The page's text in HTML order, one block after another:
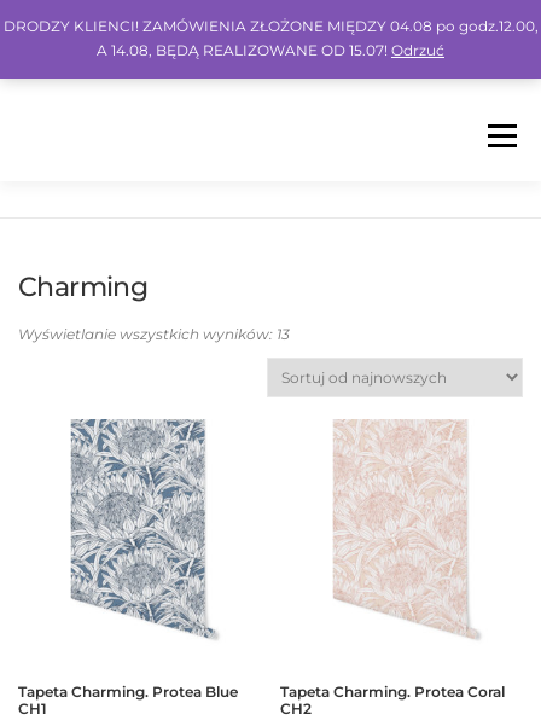
Menu
Charming
Wyświetlanie wszystkich wyników: 13
Tapeta Charming. Protea Blue
CH1
Tapeta Charming. Protea Coral
CH2
DRODZY KLIENCI! ZAMÓWIENIA ZŁOŻONE MIĘDZY 04.08 po godz.12.00,
A 14.08, BĘDĄ REALIZOWANE OD 15.07! Odrzuć